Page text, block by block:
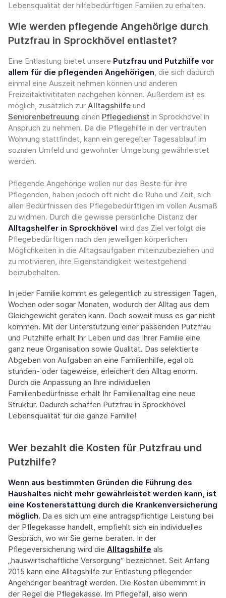
Lebensqualität der hilfebedürftigen Familien zu erhalten.
Wie werden pflegende Angehörige durch
Putzfrau in Sprockhövel entlastet?
Eine Entlastung bietet unsere Putzfrau und Putzhilfe vor
allem für die pflegenden Angehörigen, die sich dadurch
einmal eine Auszeit nehmen können und anderen
Freizeitaktivititaten nachgehen können. Außerdem ist es
möglich, zusätzlich zur Alltagshilfe und
Seniorenbetreuung einen Pflegedienst in Sprockhövel in
Anspruch zu nehmen. Da die Pflegehilfe in der vertrauten
Wohnung stattfindet, kann ein geregelter Tagesablauf im
sozialen Umfeld und gewohnter Umgebung gewährleistet
werden.
Pflegende Angehörige wollen nur das Beste für ihre
Pflegenden, haben jedoch oft nicht die Ruhe und Zeit, sich
allen Bedürfnissen des Pflegebedürftigen im vollen Ausmaß
zu widmen. Durch die gewisse persönliche Distanz der
Alltagshelfer in Sprockhövel wird das Ziel verfolgt die
Pflegebedürftigen nach den jeweiligen körperlichen
Möglichkeiten in die Alltagsaufgaben miteinzubeziehen und
zu motivieren, ihre Eigenständigkeit weitestgehend
beizubehalten.
In jeder Familie kommt es gelegentlich zu stressigen Tagen,
Wochen oder sogar Monaten, wodurch der Alltag aus dem
Gleichgewicht geraten kann. Doch soweit muss es gar nicht
kommen. Mit der Unterstützung einer passenden Putzfrau
und Putzhilfe erhält Ihr Leben und das Ihrer Familie eine
ganz neue Organisation sowie Qualität. Das selektierte
Abgeben von Aufgaben an eine Familienhilfe, egal ob
stunden- oder tageweise, erleichert den Alltag enorm.
Durch die Anpassung an Ihre individuellen
Familienbedürfnisse erhält Ihr Familienalltag eine neue
Struktur. Dadurch schaffen Putzfrau in Sprockhövel
Lebensqualität für die ganze Familie!
Wer bezahlt die Kosten für Putzfrau und
Putzhilfe?
Wenn aus bestimmten Gründen die Führung des
Haushaltes nicht mehr gewährleistet werden kann, ist
eine Kostenerstattung durch die Krankenversicherung
möglich. Da es sich um eine antragspflichtige Leistung bei
der Pflegekasse handelt, empfiehlt sich ein individuelles
Gespräch, wo wir Sie gerne beraten. In der
Pflegeversicherung wird die Alltagshilfe als
„hauswirtschaftliche Versorgung“ bezeichnet. Seit Anfang
2015 kann eine Alltagshilfe zur Entlastung pflegender
Angehöriger beantragt werden. Die Kosten übernimmt in
der Regel die Pflegekasse. Im Pflegefall, also wenn